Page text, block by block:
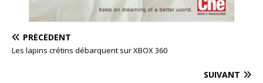
PRÉCÉDENT
Les lapins crétins débarquent sur XBOX 360
SUIVANT